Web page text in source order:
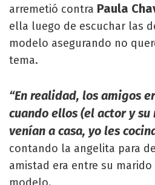
arremetió contra Paula
ella luego de escuchar las
modelo asegurando no
tema.
“En realidad, los amigos
cuando ellos (el actor y su
venían a casa, yo les
contando la angelita para
amistad era entre su